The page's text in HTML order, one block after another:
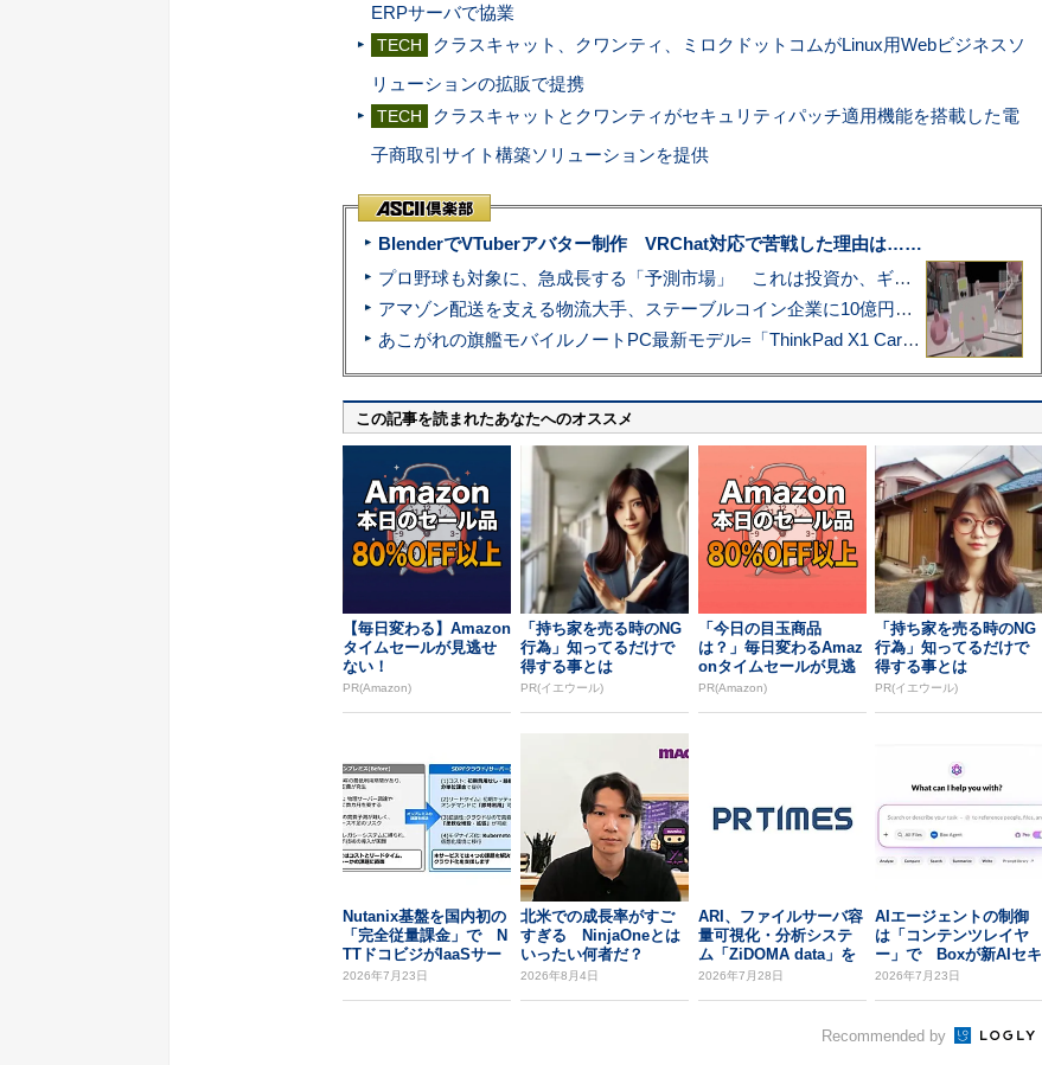
ERPサーバで協業
TECH
クラスキャット、クワンティ、ミロクドットコムがLinux用Webビジネスソ
リューションの拡販で提携
TECH
クラスキャットとクワンティがセキュリティパッチ適用機能を搭載した電
子商取引サイト構築ソリューションを提供
BlenderでVTuberアバター制作 VRChat対応で苦戦した理由は……
プロ野球も対象に、急成長する「予測市場」 これは投資か、ギャンブルか
アマゾン配送を支える物流大手、ステーブルコイン企業に10億円投資のワケ
あこがれの旗艦モバイルノートPC最新モデル=「ThinkPad X1 Carbon Gen 14 Aura Edition」実機レビュー
この記事を読まれたあなたへのオススメ
【毎日変わる】Amazon
タイムセールが見逃せ
ない！
PR(Amazon)
「持ち家を売る時のNG
行為」知ってるだけで
得する事とは
PR(イエウール)
「今日の目玉商品
は？」毎日変わるAmaz
onタイムセールが見逃
せない
PR(Amazon)
「持ち家を売る時のNG
行為」知ってるだけで
得する事とは
PR(イエウール)
Nutanix基盤を国内初の
「完全従量課金」で N
TTドコビジがIaaSサー
ビス...
2026年7月23日
北米での成長率がすご
すぎる NinjaOneとは
いったい何者だ？
2026年8月4日
ARI、ファイルサーバ容
量可視化・分析システ
ム「ZiDOMA data」を
バージ...
2026年7月28日
AIエージェントの制御
は「コンテンツレイヤ
ー」で Boxが新AIセキ
ュリティ機能...
2026年7月23日
Recommended by